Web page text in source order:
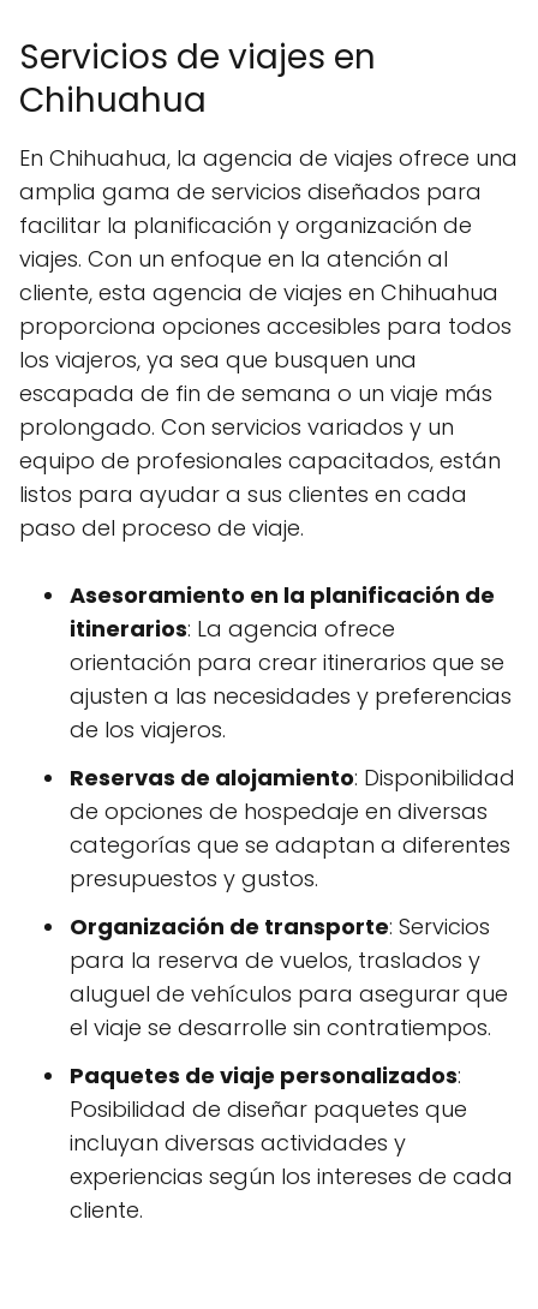
Servicios de viajes en
Chihuahua
En Chihuahua, la agencia de viajes ofrece una
amplia gama de servicios diseñados para
facilitar la planificación y organización de
viajes. Con un enfoque en la atención al
cliente, esta agencia de viajes en Chihuahua
proporciona opciones accesibles para todos
los viajeros, ya sea que busquen una
escapada de fin de semana o un viaje más
prolongado. Con servicios variados y un
equipo de profesionales capacitados, están
listos para ayudar a sus clientes en cada
paso del proceso de viaje.
Asesoramiento en la planificación de
itinerarios: La agencia ofrece
orientación para crear itinerarios que se
ajusten a las necesidades y preferencias
de los viajeros.
Reservas de alojamiento: Disponibilidad
de opciones de hospedaje en diversas
categorías que se adaptan a diferentes
presupuestos y gustos.
Organización de transporte: Servicios
para la reserva de vuelos, traslados y
aluguel de vehículos para asegurar que
el viaje se desarrolle sin contratiempos.
Paquetes de viaje personalizados:
Posibilidad de diseñar paquetes que
incluyan diversas actividades y
experiencias según los intereses de cada
cliente.